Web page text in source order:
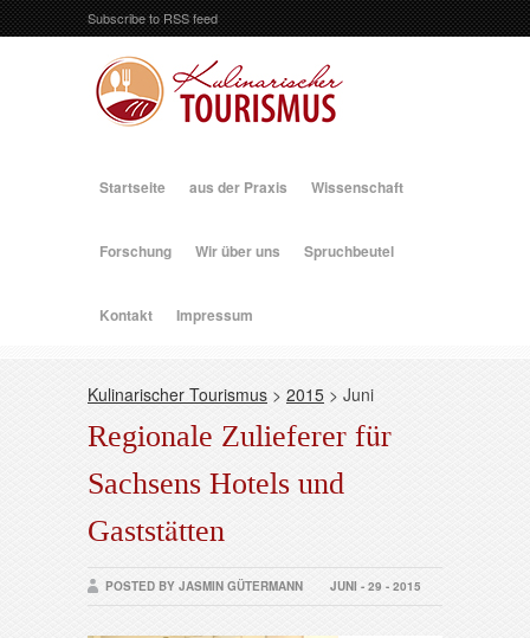
Subscribe to RSS feed
Startseite aus der Praxis Wissenschaft
Forschung Wir über uns Spruchbeutel
Kontakt Impressum
Kulinarischer Tourismus > 2015 > Juni
Regionale Zulieferer für
Sachsens Hotels und
Gaststätten
POSTED BY JASMIN GÜTERMANN JUNI - 29 - 2015